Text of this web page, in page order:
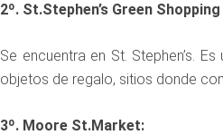
2º. St.Stephen’s Green
Se encuentra en St. Stephen’s.
objetos de regalo, sitios donde
3º. Moore St.Market: